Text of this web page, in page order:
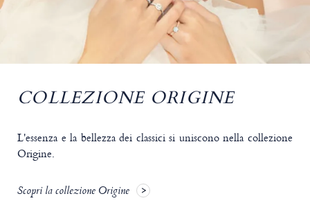
COLLEZIONE ORIGINE
L'essenza e la bellezza dei classici si uniscono nella collezione
Origine.
Scopri la collezione Origine